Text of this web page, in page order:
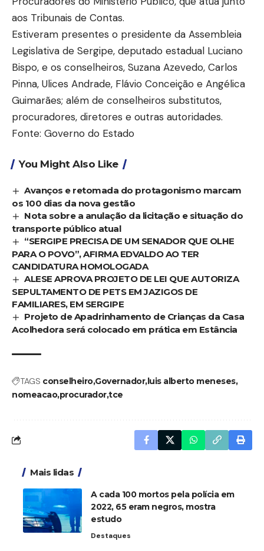
aos Tribunais de Contas.
Estiveram presentes o presidente da Assembleia
Legislativa de Sergipe, deputado estadual Luciano
Bispo, e os conselheiros, Suzana Azevedo, Carlos
Pinna, Ulices Andrade, Flávio Conceição e Angélica
Guimarães; além de conselheiros substitutos,
procuradores, diretores e outras autoridades.
Fonte: Governo do Estado
You Might Also Like
Avanços e retomada do protagonismo marcam
os 100 dias da nova gestão
Nota sobre a anulação da licitação e situação do
transporte público atual
“SERGIPE PRECISA DE UM SENADOR QUE OLHE
PARA O POVO”, AFIRMA EDVALDO AO TER
CANDIDATURA HOMOLOGADA
ALESE APROVA PROJETO DE LEI QUE AUTORIZA
SEPULTAMENTO DE PETS EM JAZIGOS DE
FAMILIARES, EM SERGIPE
Projeto de Apadrinhamento de Crianças da Casa
Acolhedora será colocado em prática em Estância
TAGS conselheiroGovernadorluis alberto meneses
nomeacaoprocuradortce
Mais lidas
A cada 100 mortos pela polícia em
2022, 65 eram negros, mostra
estudo
Destaques